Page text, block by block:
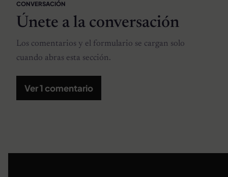
CONVERSACIÓN
Únete a la conversación
Los comentarios y el formulario se cargan solo
cuando abras esta sección.
Ver 1 comentario